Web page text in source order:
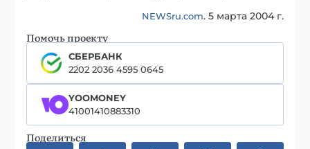
NEWSru.com. 5 марта 2004 г.
Помочь проекту
СБЕРБАНК
2202 2036 4595 0645
YOOMONEY
41001410883310
Поделиться